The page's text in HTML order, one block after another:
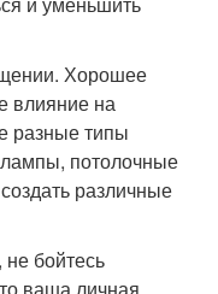
Хорошее
влияние на
разные типы
потолочные
различные
бойтесь